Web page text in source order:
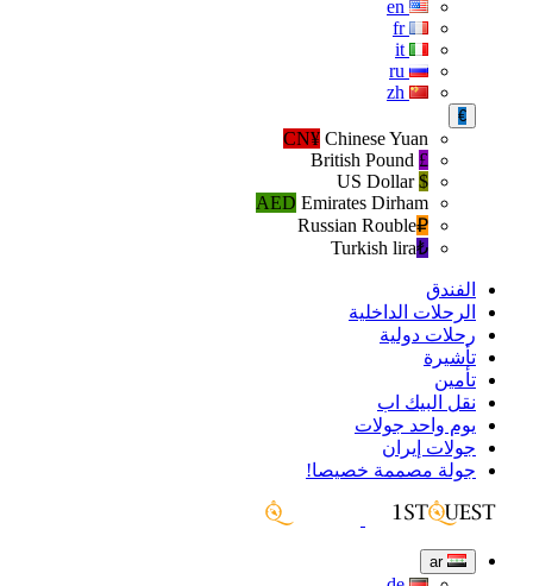
fr
€
CN¥ Chinese Yuan
£
$
US Dollar
AED Emirates Dirham
₽‎
Russian Rouble
₺‎
Turkish lira
الفندق
الرحلات الداخلية
رحلات دولية
تأشيرة
تأمين
نقل البيك اب
يوم واحد جولات
جولات إيران
جولة مصممة خصيصا!
ar